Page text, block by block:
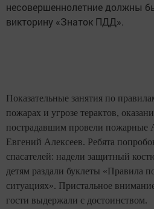
несовершеннолетние должны
викторину «Знаток ПДД».
Показательные занятия по
пожарах и угрозе терактов,
пострадавшим провели пожарные
Евгений Алексеев. Ребята
спасателей: надели защитный
детям раздали буклеты «Правила
ситуациях». Пристальное
гости выдержали с достоинством.